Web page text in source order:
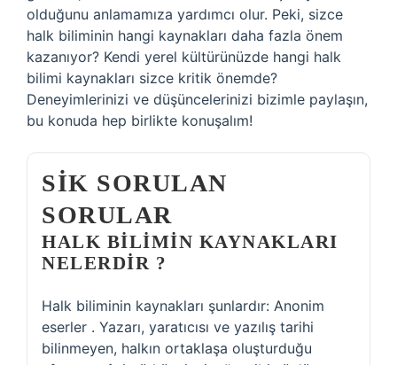
olduğunu anlamamıza yardımcı olur. Peki, sizce
halk biliminin hangi kaynakları daha fazla önem
kazanıyor? Kendi yerel kültürünüzde hangi halk
bilimi kaynakları sizce kritik önemde?
Deneyimlerinizi ve düşüncelerinizi bizimle paylaşın,
bu konuda hep birlikte konuşalım!
SIK SORULAN
SORULAR
HALK BILIMIN KAYNAKLARI
NELERDIR ?
Halk biliminin kaynakları şunlardır: Anonim
eserler . Yazarı, yaratıcısı ve yazılış tarihi
bilinmeyen, halkın ortaklaşa oluşturduğu